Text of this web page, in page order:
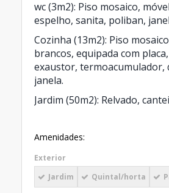
wc (3m2): Piso mosaico,
espelho, sanita, poliban,
Cozinha (13m2): Piso
brancos, equipada com
exaustor, termoacumulador,
janela.
Jardim (50m2): Relvado,
Amenidades:
Exterior
Jardim
Quintal/horta